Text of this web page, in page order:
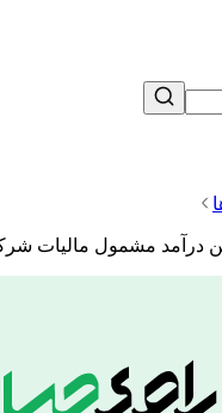
مشمول مالیات شرکتهای موضوع